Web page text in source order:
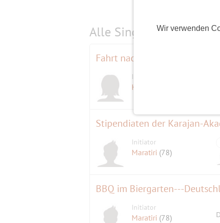
Wir verwenden
Alle Single-Events am
Fahrt nach Beelitz zur LAGA
Initiatorin
Kinota
Stipendiaten der Karajan-
Initiator
Maratiri (78)
BBQ im Biergarten---
Initiator
Maratiri (78)